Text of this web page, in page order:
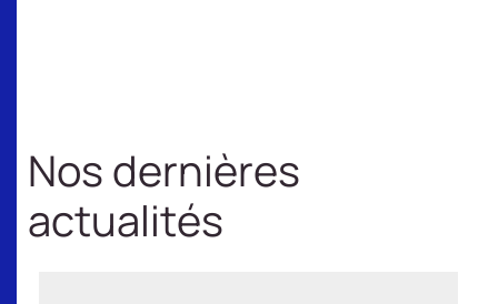
Nos dernières
actualités